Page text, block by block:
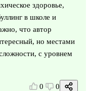
здоровье,
в школе и
что автор
но местами
с уровнем
0 0